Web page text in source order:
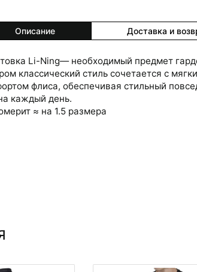
Описание Доставка и
Li-Ning— необходимый предмет
классический стиль сочетается с
флиса, обеспечивая стильный
каждый день.
≈ на 1.5 размера